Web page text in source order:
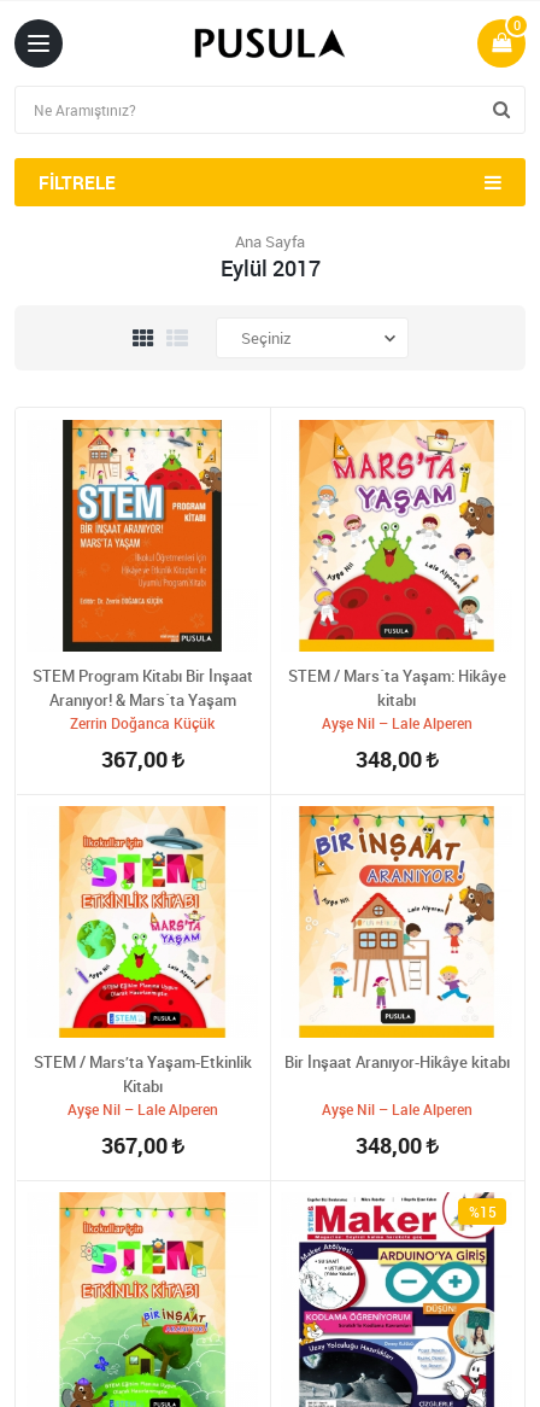
0
FILTRELE
Ana Sayfa
Eylül 2017
STEM Program Kitabı Bir İnşaat
Aranıyor! & Mars´ta Yaşam
Zerrin Doğanca Küçük
367,00
STEM / Mars´ta Yaşam: Hikâye
kitabı
Ayşe Nil – Lale Alperen
348,00
STEM / Mars’ta Yaşam-Etkinlik
Kitabı
Ayşe Nil – Lale Alperen
367,00
Bir İnşaat Aranıyor-Hikâye kitabı
Ayşe Nil – Lale Alperen
348,00
%15